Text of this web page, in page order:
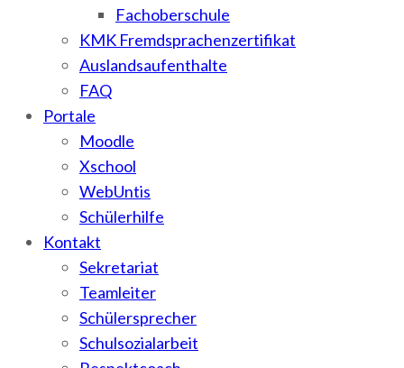
Fachoberschule
KMK Fremdsprachenzertifikat
Auslandsaufenthalte
FAQ
Portale
Moodle
Xschool
WebUntis
Schülerhilfe
Kontakt
Sekretariat
Teamleiter
Schülersprecher
Schulsozialarbeit